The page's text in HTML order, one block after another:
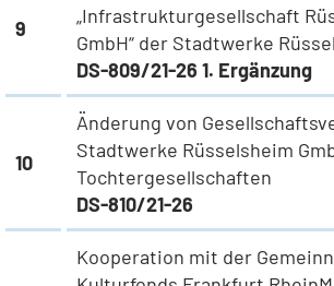
9
„Infrastrukturgesellschaft
GmbH“ der Stadtwerke
DS-809/21-26 1. Ergänzung
10
Änderung von
Stadtwerke Rüsselsheim
Tochtergesellschaften
DS-810/21-26
Kooperation mit der